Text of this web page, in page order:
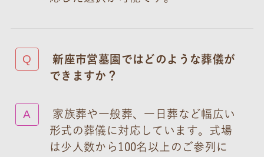
新座市営墓園ではどのような葬儀が
できますか？
家族葬や一般葬、一日葬など幅広い
形式の葬儀に対応しています。式場
は少人数から100名以上のご参列に